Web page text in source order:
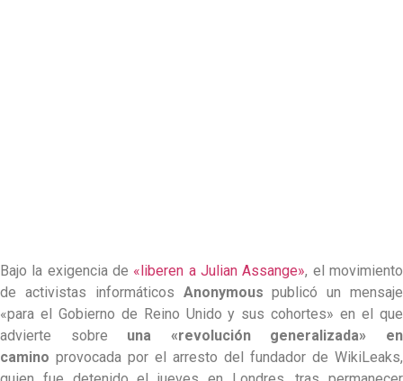
Bajo la exigencia de «liberen a Julian Assange», el movimiento
de activistas informáticos Anonymous publicó un mensaje
«para el Gobierno de Reino Unido y sus cohortes» en el que
advierte sobre una «revolución generalizada» en
camino provocada por el arresto del fundador de WikiLeaks,